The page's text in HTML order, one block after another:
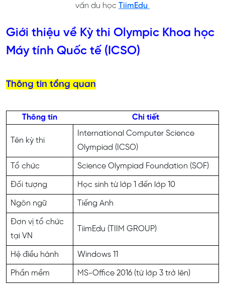
vấn du học TiimEdu
Giới thiệu về Kỳ thi Olympic Khoa học
Máy tính Quốc tế (ICSO)
Thông tin tổng quan
Thông tin Chi tiết
Tên kỳ thi
International Computer Science
Olympiad (ICSO)
Tổ chức Science Olympiad Foundation (SOF)
Đối tượng Học sinh từ lớp 1 đến lớp 10
Ngôn ngữ Tiếng Anh
Đơn vị tổ chức
tại VN
TiimEdu (TIIM GROUP)
Hệ điều hành Windows 11
Phần mềm MS-Office 2016 (từ lớp 3 trở lên)